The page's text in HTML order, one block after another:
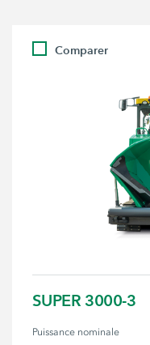
Comparer
SUPER 3000-3
Puissance nominale